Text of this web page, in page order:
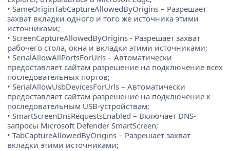
• SameOriginTabCaptureAllowedByOrigins – Разрешает
захват вкладки одного и того же источника этими
источниками;
• ScreenCaptureAllowedByOrigins - Разрешает захват
рабочего стола, окна и вкладки этими источниками;
• SerialAllowAllPortsForUrls – Автоматически
предоставляет сайтам разрешение на подключение всех
последовательных портов;
• SerialAllowUsbDevicesForUrls – Автоматически
предоставляет сайтам разрешение на подключение к
последовательным USB-устройствам;
• SmartScreenDnsRequestsEnabled – Включает DNS-
запросы Microsoft Defender SmartScreen;
• TabCaptureAllowedByOrigins – Разрешает захват
вкладки этими источниками;